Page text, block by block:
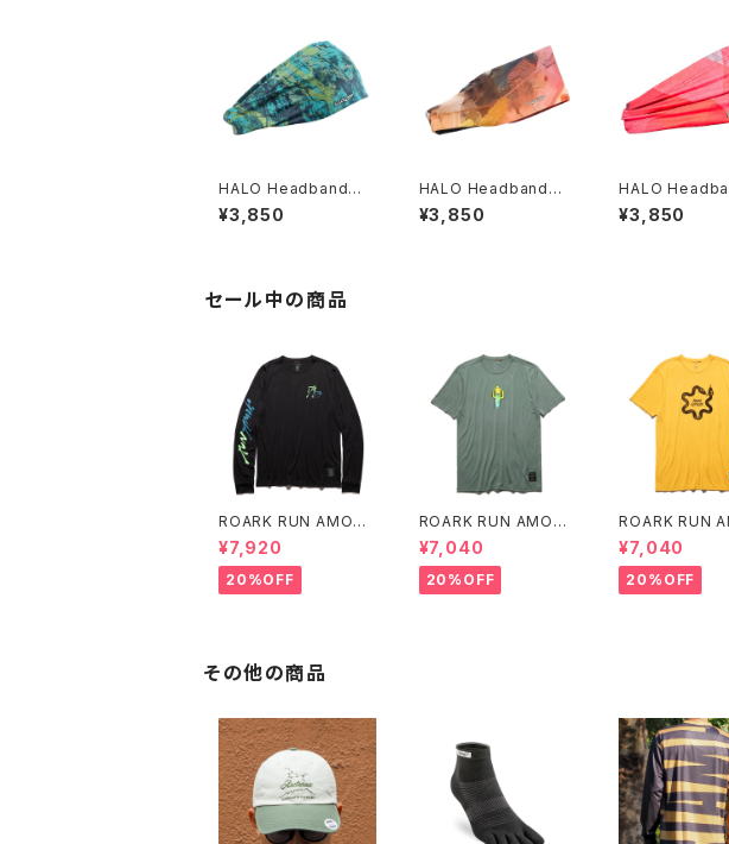
HALO Headband｜H
ALO バンディット JP
（Movas）
¥3,850
HALO Headband｜H
ALO バンディット JP（A
ir modern oil）
¥3,850
HALO
ALO バンディッ
inst）
¥3,850
セール中の商品
ROARK RUN AMOK
｜MATHIS LS col.B
LACK FJORD
¥7,920
20%OFF
ROARK RUN AMOK
｜MATHIS CORE SS
col.FOREST
¥7,040
20%OFF
ROARK RUN
｜MATHIS
col.SUNBURST
¥7,040
20%OFF
その他の商品